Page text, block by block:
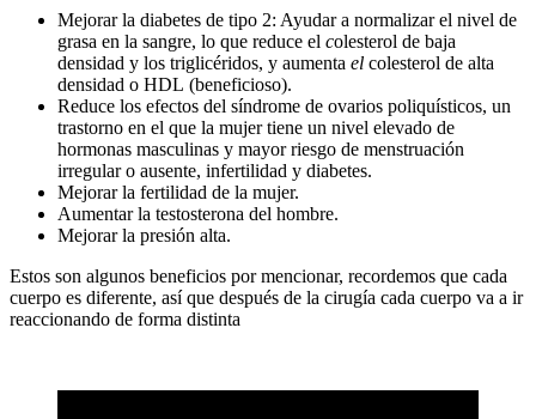
Mejorar la diabetes de tipo 2: Ayudar a normalizar el nivel de
grasa en la sangre, lo que reduce el colesterol de baja
densidad y los triglicéridos, y aumenta el colesterol de alta
densidad o HDL (beneficioso).
Reduce los efectos del síndrome de ovarios poliquísticos, un
trastorno en el que la mujer tiene un nivel elevado de
hormonas masculinas y mayor riesgo de menstruación
irregular o ausente, infertilidad y diabetes.
Mejorar la fertilidad de la mujer.
Aumentar la testosterona del hombre.
Mejorar la presión alta.
Estos son algunos beneficios por mencionar, recordemos que cada
cuerpo es diferente, así que después de la cirugía cada cuerpo va a ir
reaccionando de forma distinta